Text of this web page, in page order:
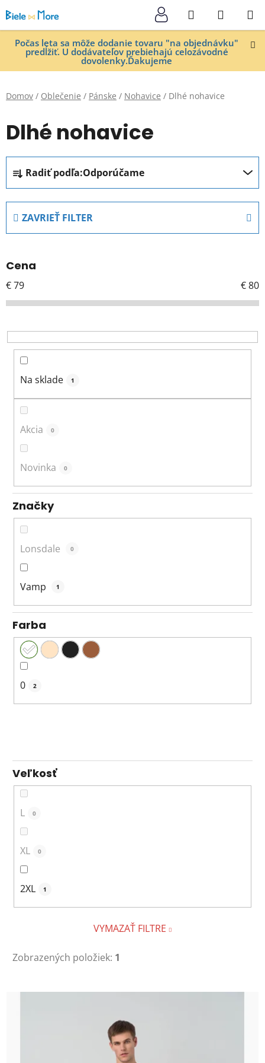
na
obsah
Počas leta sa môže dodanie tovaru "na objednávku"
predĺžiť. U dodávateľov prebiehajú celozávodné
dovolenky.Ďakujeme
Hľadať
KOŠÍK
Domov / Oblečenie / Pánske / Nohavice / Dlhé nohavice
Dlhé nohavice
R
a
d
e
n
p
r
o
u
k
Radiť podľa:Odporúčame
ZAVRIEŤ FILTER
Cena
€79 €80
Na sklade 1
Akcia 0
Novinka 0
Značky
Lonsdale 0
Vamp 1
Farba
0 2
Veľkosť
L 0
XL 0
2XL 1
VYMAZAŤ FILTRE
Zobrazených položiek: 1